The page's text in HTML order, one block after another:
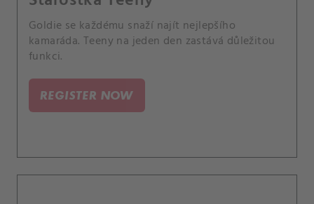
Goldie se každému snaží najít nejlepšího
kamaráda. Teeny na jeden den zastává důležitou
funkci.
REGISTER NOW